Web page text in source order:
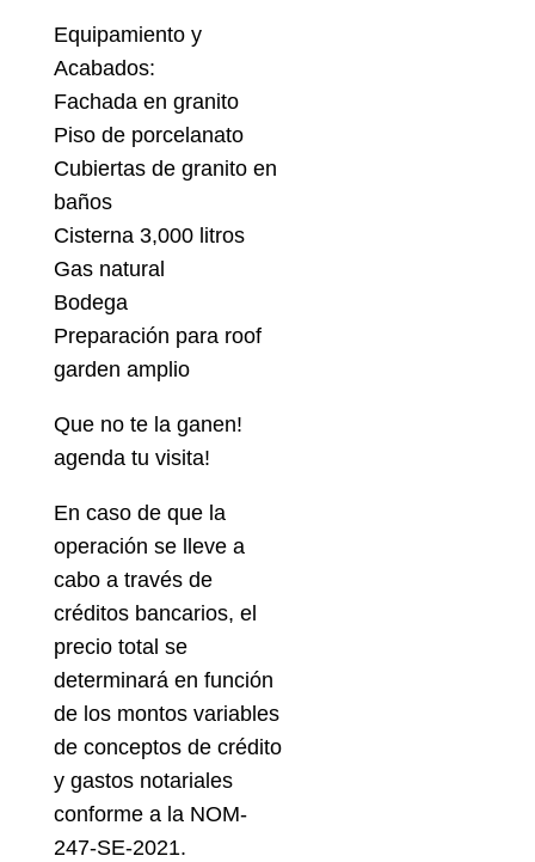
Equipamiento y
Acabados:
Fachada en granito
Piso de porcelanato
Cubiertas de granito en
baños
Cisterna 3,000 litros
Gas natural
Bodega
Preparación para roof
garden amplio
Que no te la ganen!
agenda tu visita!
En caso de que la
operación se lleve a
cabo a través de
créditos bancarios, el
precio total se
determinará en función
de los montos variables
de conceptos de crédito
y gastos notariales
conforme a la NOM-
247-SE-2021.